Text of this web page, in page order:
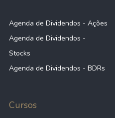
Agenda de Dividendos - Ações
Agenda de Dividendos -
Stocks
Agenda de Dividendos - BDRs
Cursos